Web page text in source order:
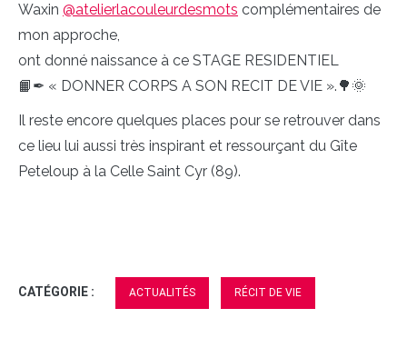
Waxin @atelierlacouleurdesmots complémentaires de
mon approche,
ont donné naissance à ce STAGE RESIDENTIEL
📙✒ « DONNER CORPS A SON RECIT DE VIE ».🌳🌞
Il reste encore quelques places pour se retrouver dans
ce lieu lui aussi très inspirant et ressourçant du Gîte
Peteloup à la Celle Saint Cyr (89).
CATÉGORIE : ACTUALITÉS RÉCIT DE VIE